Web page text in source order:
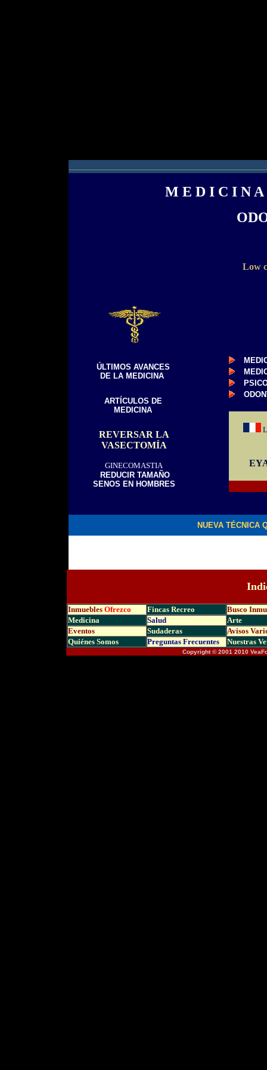
M E D I C I N A
Low
ÚLTIMOS AVANCES
DE LA MEDICINA
ARTÍCULOS DE
MEDICINA
REVERSAR LA
VASECTOMÍA
GINECOMASTIA
REDUCIR TAMAÑO
SENOS EN HOMBRES
NUEVA TÉCNICA
Inmuebles Ofrezco Fincas Recreo
Busco
Medicina
Salud
Arte
Eventos
Sudaderas
Avisos
Quiénes Somos
Preguntas Frecuentes Nuestras
Copyright © 2001 2010